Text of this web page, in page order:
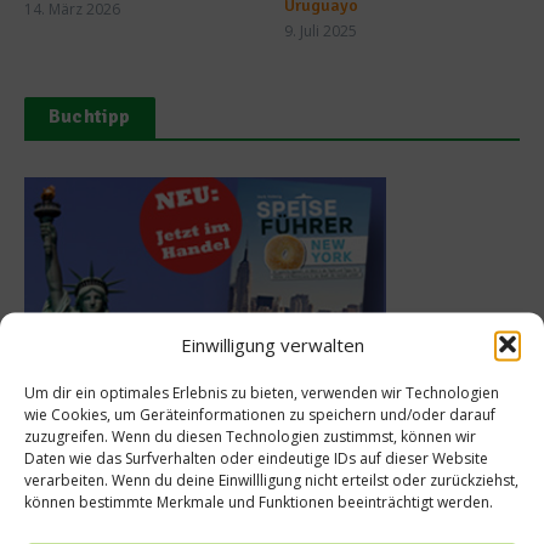
Einwilligung verwalten
Um dir ein optimales Erlebnis zu bieten, verwenden wir Technologien
wie Cookies, um Geräteinformationen zu speichern und/oder darauf
zuzugreifen. Wenn du diesen Technologien zustimmst, können wir
Daten wie das Surfverhalten oder eindeutige IDs auf dieser Website
verarbeiten. Wenn du deine Einwillligung nicht erteilst oder zurückziehst,
können bestimmte Merkmale und Funktionen beeinträchtigt werden.
14. März 2026
Uruguayo
9. Juli 2025
Buchtipp
Meistgelesen
Rezept: Deichlammrücken in der
Brotkruste auf Tomatenconfit und